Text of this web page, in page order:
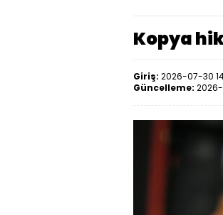
Kopya
Giriş: 2026-07-30
Güncelleme: